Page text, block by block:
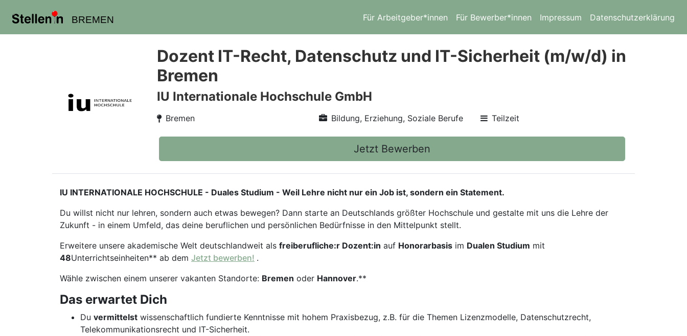
BREMEN Für Arbeitgeber*innen Für Bewerber*innen Impressum Datenschutzerklärung
Dozent IT-Recht, Datenschutz und IT-Sicherheit (m/w/d) in
Bremen
IU Internationale Hochschule GmbH
Bremen Bildung, Erziehung, Soziale Berufe Teilzeit
Jetzt Bewerben
IU INTERNATIONALE HOCHSCHULE - Duales Studium - Weil Lehre nicht nur ein Job ist, sondern ein Statement.
Du willst nicht nur lehren, sondern auch etwas bewegen? Dann starte an Deutschlands größter Hochschule und gestalte mit uns die Lehre der
Zukunft - in einem Umfeld, das deine beruflichen und persönlichen Bedürfnisse in den Mittelpunkt stellt.
Erweitere unsere akademische Welt deutschlandweit als freiberufliche:r Dozent:in auf Honorarbasis im Dualen Studium mit
48Unterrichtseinheiten** ab dem Jetzt bewerben! .
Wähle zwischen einem unserer vakanten Standorte: Bremen oder Hannover.**
Das erwartet Dich
Du vermittelst wissenschaftlich fundierte Kenntnisse mit hohem Praxisbezug, z.B. für die Themen Lizenzmodelle, Datenschutzrecht,
Telekommunikationsrecht und IT-Sicherheit.